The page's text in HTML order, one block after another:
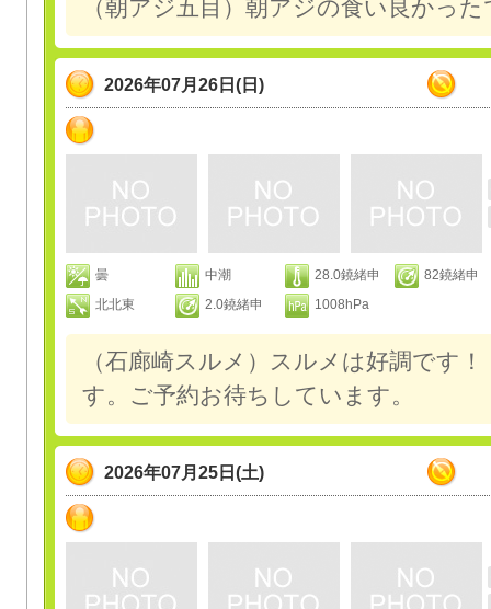
（朝アジ五目）朝アジの食い良かっ
2026年07月26日(日)
曇 中潮 28.0鐃緒申
82鐃緒申
北北東
2.0鐃緒申 1008hPa
（石廊崎スルメ）スルメは好調です
す。ご予約お待ちしています。
2026年07月25日(土)